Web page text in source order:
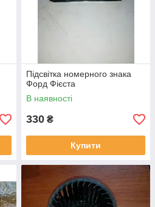
Підсвітка номерного знака
Форд Фієста
В наявності
330 ₴
Купити